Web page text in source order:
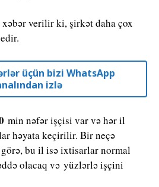
verilir ki, şirkət daha çox
üçün bizi WhatsApp
izlə
min nəfər işçisi var və hər il
həyata keçirilir. Bir neçə
bu il isə ixtisarlar normal
olacaq və yüzlərlə işçini